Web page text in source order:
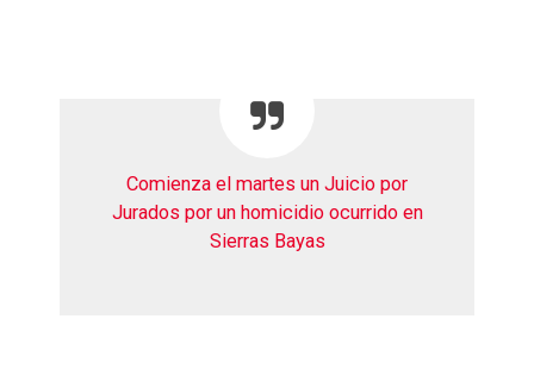
Comienza el martes un Juicio por
Jurados por un homicidio ocurrido en
Sierras Bayas